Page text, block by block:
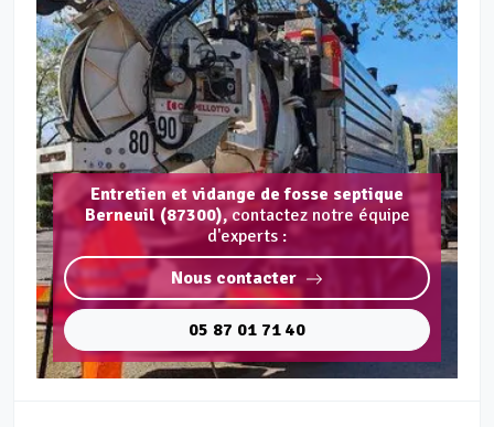
Entretien et vidange de fosse septique
Berneuil (87300),contactez notre équipe
d'experts :
Nous contacter
05 87 01 71 40